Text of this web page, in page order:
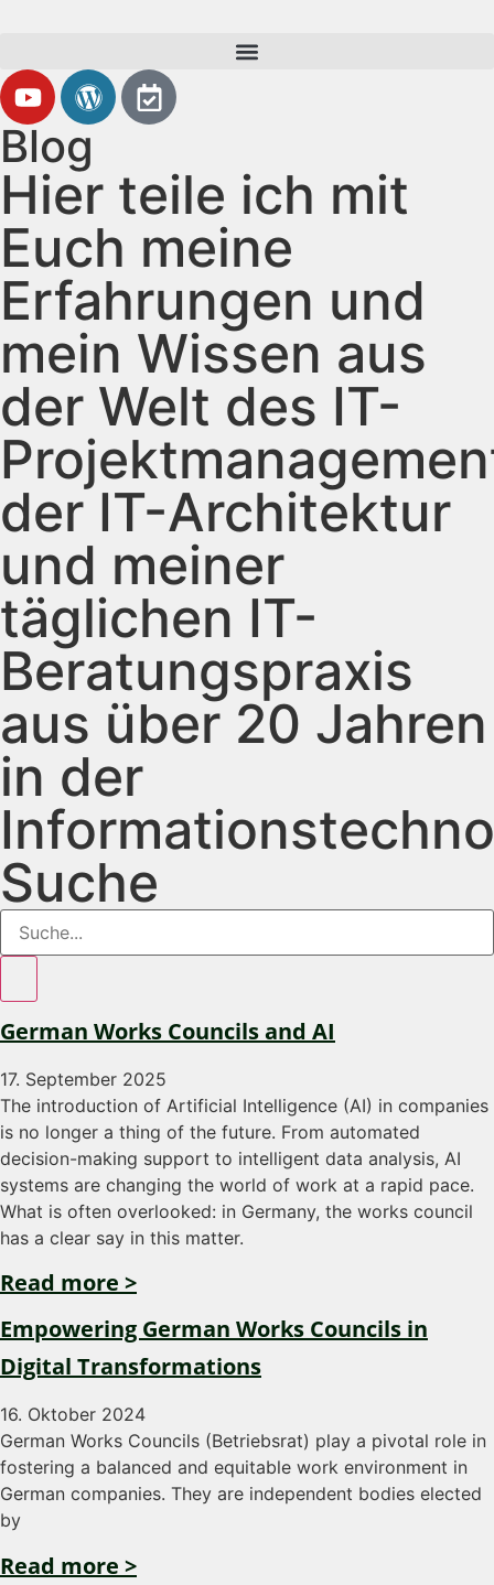
Blog
Hier teile ich mit
Euch meine
Erfahrungen und
mein Wissen aus
der Welt des IT-
der IT-Architektur
und meiner
täglichen IT-
Beratungspraxis
aus über 20 Jahren
in der
Suche
German Works Councils and AI
17. September 2025
The introduction of Artificial Intelligence (AI) in companies
is no longer a thing of the future. From automated
decision-making support to intelligent data analysis, AI
systems are changing the world of work at a rapid pace.
What is often overlooked: in Germany, the works council
has a clear say in this matter.
Read more >
Empowering German Works Councils in
Digital Transformations
16. Oktober 2024
German Works Councils (Betriebsrat) play a pivotal role in
fostering a balanced and equitable work environment in
German companies. They are independent bodies elected
by
Read more >